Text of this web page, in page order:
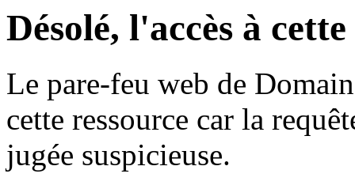
Désolé, l'accès à
Le pare-feu web de
cette ressource car la
jugée suspicieuse.